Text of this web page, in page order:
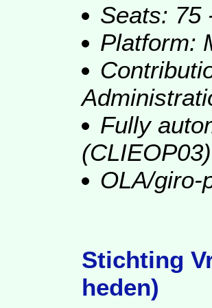
Seats: 75
Platform:
Fully
(CLIEOP03)
OLA/giro-
Stichting
heden)